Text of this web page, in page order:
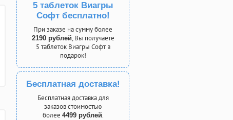
5 таблеток Виагры
Софт бесплатно!
При заказе на сумму более
2190 рублей, Вы получаете
5 таблеток Виагры Софт в
подарок!
Бесплатная доставка!
Бесплатная доставка для
заказов стоимостью
более 4499 рублей.